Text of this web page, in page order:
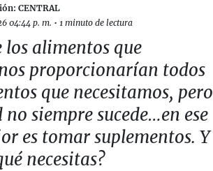
CENTRAL
04:44 p. m. • 1 minuto de lectura
los alimentos que
proporcionarían todos
que necesitamos, pero
siempre sucede…en ese
es tomar suplementos. Y
necesitas?